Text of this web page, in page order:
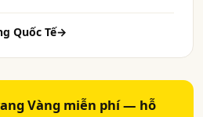
Quốc Tế→
Vàng miễn phí — hỗ